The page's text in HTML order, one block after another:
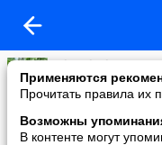
Применяются
Прочитать правила их
Возможны
В контенте могут
eduard edu
added a photo
06 Feb в 13:22